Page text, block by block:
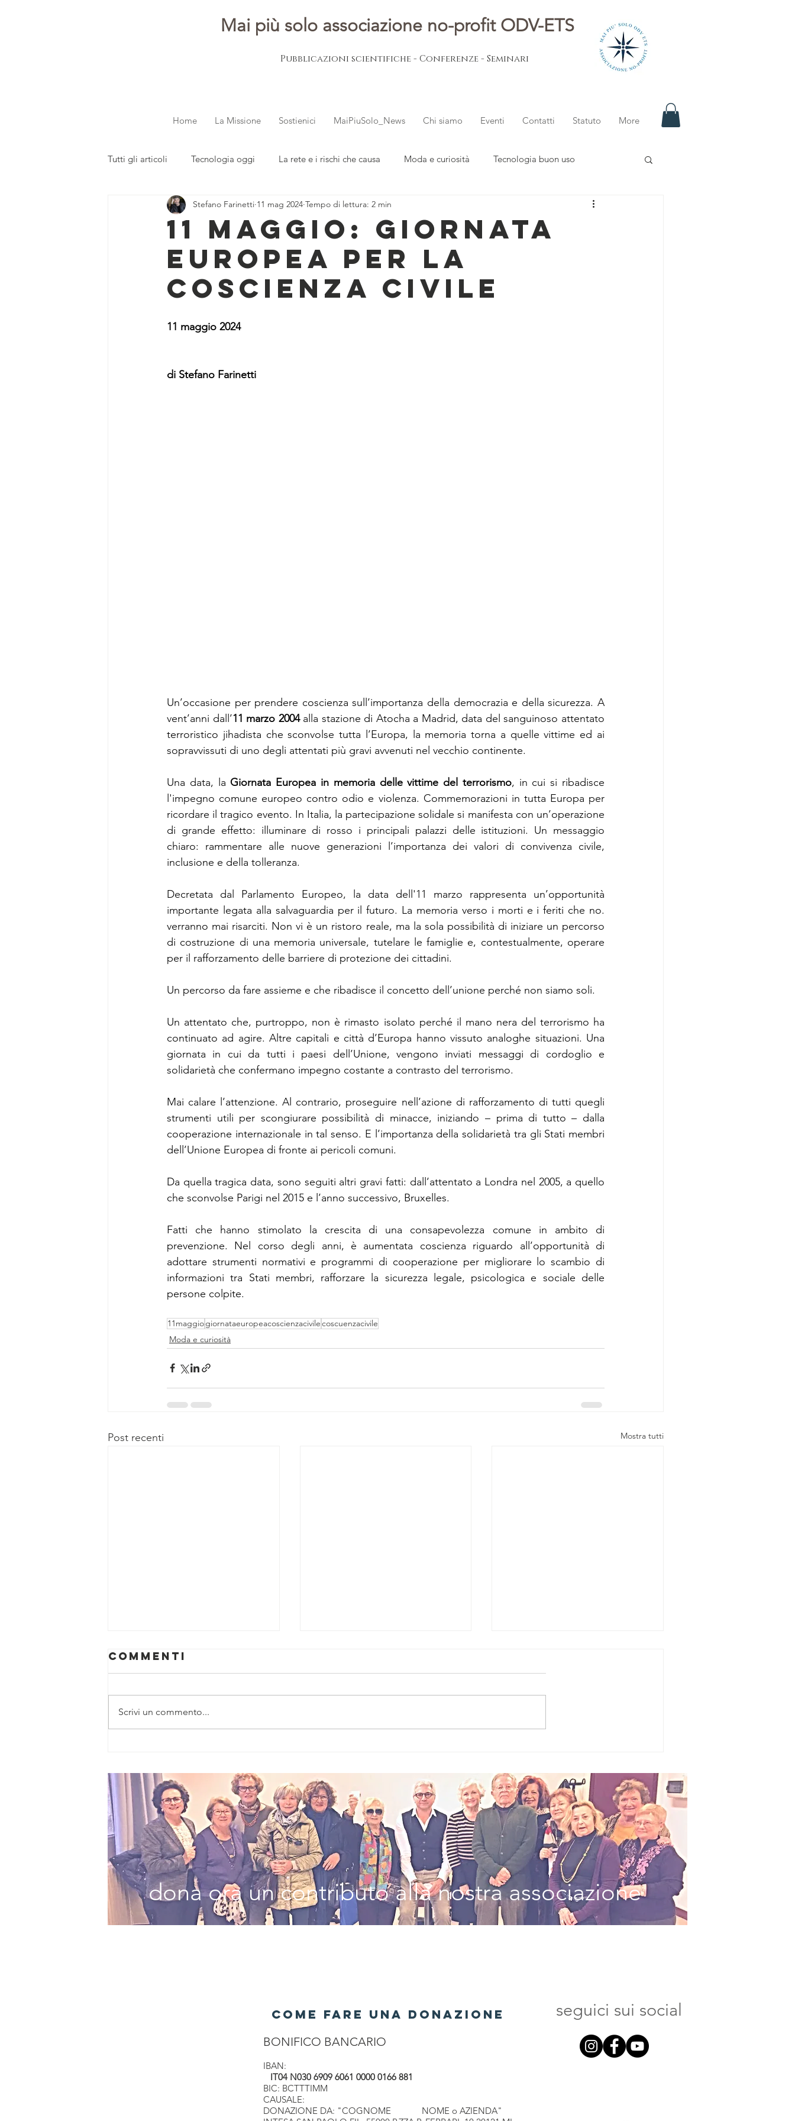
Mai più solo associazione no-profit ODV-ETS
Pubblicazioni scientifiche - Conferenze - Seminari
Home La Missione Sostienici MaiPiuSolo_News Chi siamo Eventi Contatti Statuto More
Tutti gli articoli Tecnologia oggi La rete e i rischi che causa Moda e curiosità Tecnologia buon uso
dalla redazione Parola ai giovani L'esperto risponde
11 MAGGIO: GIORNATA
EUROPEA PER LA
COSCIENZA CIVILE
Stefano Farinetti 11 mag 2024 Tempo di lettura: 2 min
11 maggio 2024
di Stefano Farinetti
Un’occasione per prendere coscienza sull’importanza della democrazia e della sicurezza. A
vent’anni dall’11 marzo 2004 alla stazione di Atocha a Madrid, data del sanguinoso attentato
terroristico jihadista che sconvolse tutta l’Europa, la memoria torna a quelle vittime ed ai
sopravvissuti di uno degli attentati più gravi avvenuti nel vecchio continente.
Una data, la Giornata Europea in memoria delle vittime del terrorismo, in cui si ribadisce
l'impegno comune europeo contro odio e violenza. Commemorazioni in tutta Europa per
ricordare il tragico evento. In Italia, la partecipazione solidale si manifesta con un’operazione
di grande effetto: illuminare di rosso i principali palazzi delle istituzioni. Un messaggio
chiaro: rammentare alle nuove generazioni l’importanza dei valori di convivenza civile,
inclusione e della tolleranza.
Decretata dal Parlamento Europeo, la data dell'11 marzo rappresenta un’opportunità
importante legata alla salvaguardia per il futuro. La memoria verso i morti e i feriti che no.
verranno mai risarciti. Non vi è un ristoro reale, ma la sola possibilità di iniziare un percorso
di costruzione di una memoria universale, tutelare le famiglie e, contestualmente, operare
per il rafforzamento delle barriere di protezione dei cittadini.
Un percorso da fare assieme e che ribadisce il concetto dell’unione perché non siamo soli.
Un attentato che, purtroppo, non è rimasto isolato perché il mano nera del terrorismo ha
continuato ad agire. Altre capitali e città d’Europa hanno vissuto analoghe situazioni. Una
giornata in cui da tutti i paesi dell’Unione, vengono inviati messaggi di cordoglio e
solidarietà che confermano impegno costante a contrasto del terrorismo.
Mai calare l’attenzione. Al contrario, proseguire nell’azione di rafforzamento di tutti quegli
strumenti utili per scongiurare possibilità di minacce, iniziando – prima di tutto – dalla
cooperazione internazionale in tal senso. E l’importanza della solidarietà tra gli Stati membri
dell’Unione Europea di fronte ai pericoli comuni.
Da quella tragica data, sono seguiti altri gravi fatti: dall’attentato a Londra nel 2005, a quello
che sconvolse Parigi nel 2015 e l’anno successivo, Bruxelles.
Fatti che hanno stimolato la crescita di una consapevolezza comune in ambito di
prevenzione. Nel corso degli anni, è aumentata coscienza riguardo all’opportunità di
adottare strumenti normativi e programmi di cooperazione per migliorare lo scambio di
informazioni tra Stati membri, rafforzare la sicurezza legale, psicologica e sociale delle
persone colpite.
11maggiogiornataeuropeacoscienzacivilecoscuenzacivile
Moda e curiosità
Post recenti Mostra tutti
LIBRO DI
FIALDINI
Margherita
Ligure celebra
il successo
della seconda
edizione:
appuntamento
al 2027
la fiaba unisce
generazioni e
culture: Sestri
Levante
celebra i
vincitori della
59ª edizione
Commenti
Scrivi un commento...
dona ora un contributo alla nostra associazione
COME FARE UNA DONAZIONE
BONIFICO BANCARIO
IBAN:
IT04 N030 6909 6061 0000 0166 881
BIC: BCTTTIMM
CAUSALE:
DONAZIONE DA: "COGNOME NOME o AZIENDA"
seguici sui social